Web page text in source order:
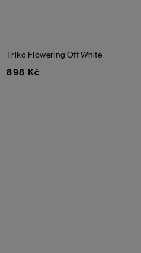
Triko Flowering Off White
898 Kč